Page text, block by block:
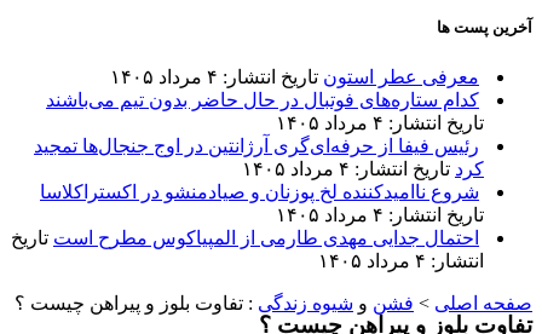
آخرین پست ها
معرفی عطر استون تاریخ انتشار: ۴ مرداد ۱۴۰۵
کدام ستاره‌های فوتبال در حال حاضر بدون تیم می‌باشند
تاریخ انتشار: ۴ مرداد ۱۴۰۵
رئیس فیفا از حرفه‌ای‌گری آرژانتین در اوج جنجال‌ها تمجید
کرد تاریخ انتشار: ۴ مرداد ۱۴۰۵
شروع ناامیدکننده لخ پوزنان و صیادمنشو در اکستراکلاسا
تاریخ انتشار: ۴ مرداد ۱۴۰۵
احتمال جدایی مهدی طارمی از المپیاکوس مطرح است تاریخ
انتشار: ۴ مرداد ۱۴۰۵
صفحه اصلی > فشن و شیوه زندگی : تفاوت بلوز و پیراهن چیست ؟
تفاوت بلوز و پیراهن چیست ؟